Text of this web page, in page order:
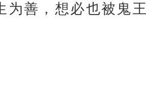
善，想必也被鬼